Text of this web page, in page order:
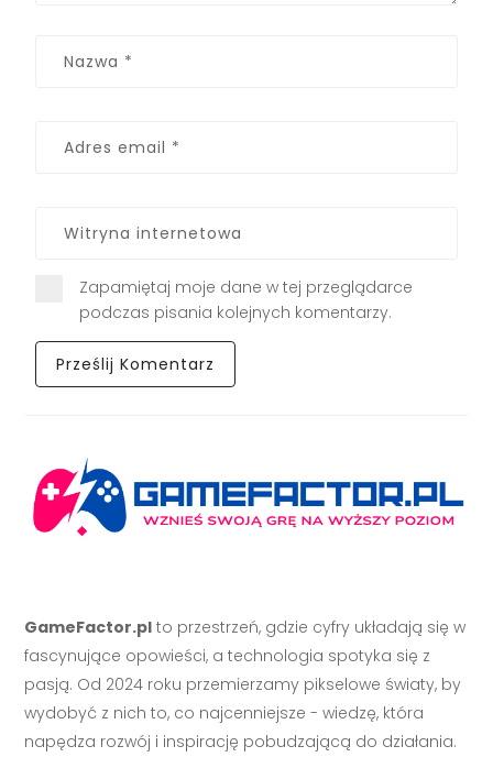
Zapamiętaj moje dane w tej przeglądarce
podczas pisania kolejnych komentarzy.
GameFactor.pl to przestrzeń, gdzie cyfry układają się w
fascynujące opowieści, a technologia spotyka się z
pasją. Od 2024 roku przemierzamy pikselowe światy, by
wydobyć z nich to, co najcenniejsze - wiedzę, która
napędza rozwój i inspirację pobudzającą do działania.